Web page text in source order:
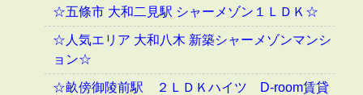
☆五條市 大和二見駅 シャーメゾン１ＬＤＫ☆
☆人気エリア 大和八木 新築シャーメゾンマンシ
ョン☆
☆畝傍御陵前駅 ２ＬＤＫハイツ D-room賃貸